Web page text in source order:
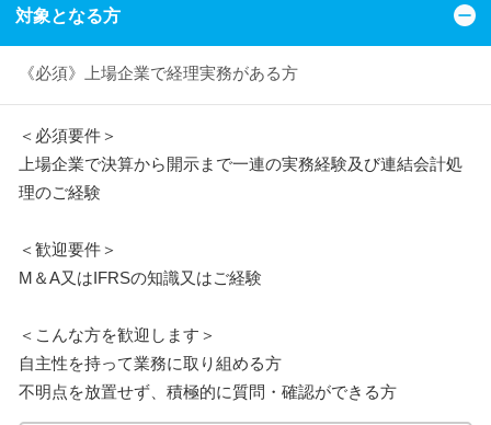
対象となる方
《必須》上場企業で経理実務がある方
＜必須要件＞
上場企業で決算から開示まで一連の実務経験及び連結会計処
理のご経験
＜歓迎要件＞
M＆A又はIFRSの知識又はご経験
＜こんな方を歓迎します＞
自主性を持って業務に取り組める方
不明点を放置せず、積極的に質問・確認ができる方